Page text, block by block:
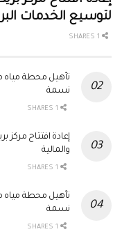
لتوسيع الخدمات
نسمة
إعادة افتتاح مركز
والمالية
نسمة